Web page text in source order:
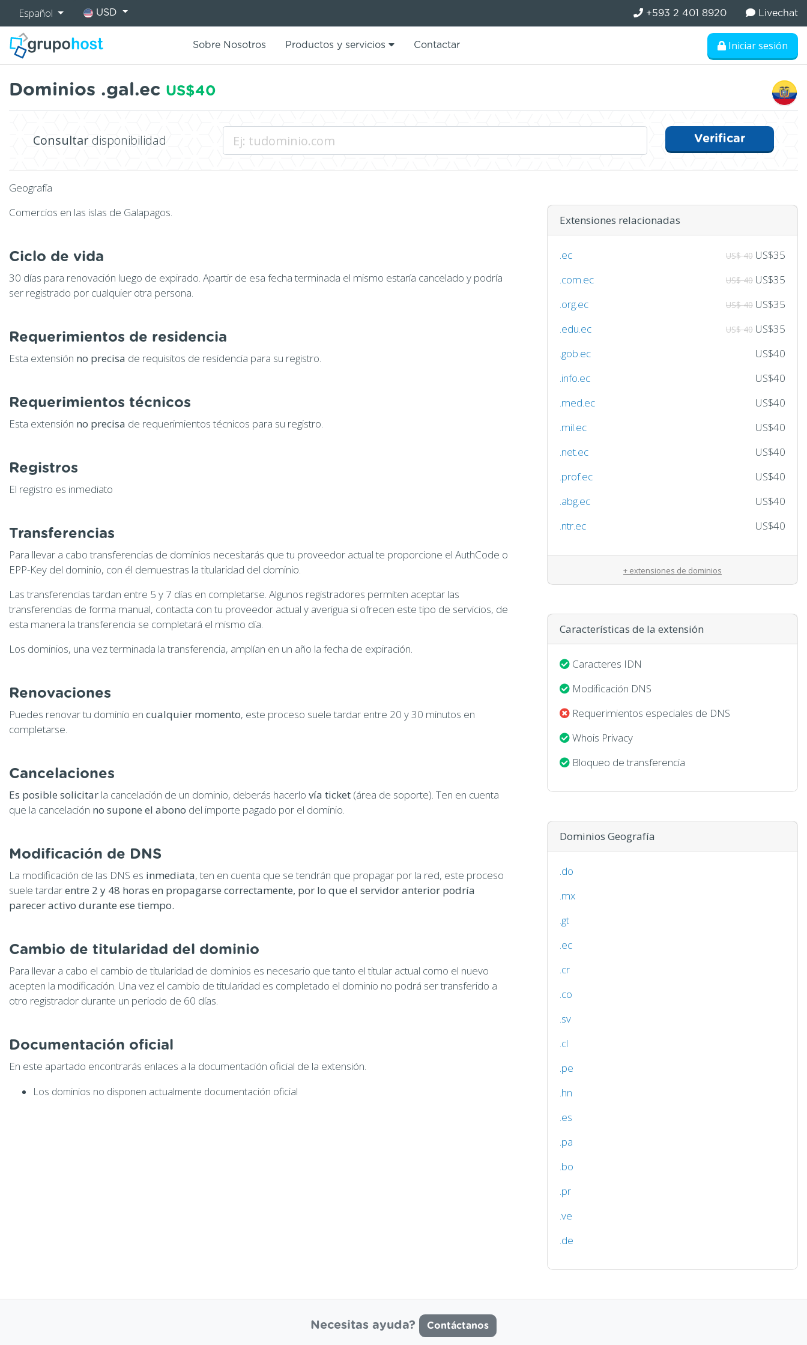
Español USD +593 2 401 8920 Livechat
Sobre Nosotros Productos y servicios Contactar Iniciar sesión
Dominios .gal.ec US$40
Consultar disponibilidad Verificar
Geografía
Comercios en las islas de Galapagos.
Ciclo de vida
30 días para renovación luego de expirado. Apartir de esa fecha terminada el mismo estaría cancelado y podría
ser registrado por cualquier otra persona.
Requerimientos de residencia
Esta extensión no precisa de requisitos de residencia para su registro.
Requerimientos técnicos
Esta extensión no precisa de requerimientos técnicos para su registro.
Registros
El registro es inmediato
Transferencias
Para llevar a cabo transferencias de dominios necesitarás que tu proveedor actual te proporcione el AuthCode o
EPP-Key del dominio, con él demuestras la titularidad del dominio.
Las transferencias tardan entre 5 y 7 días en completarse. Algunos registradores permiten aceptar las
transferencias de forma manual, contacta con tu proveedor actual y averigua si ofrecen este tipo de servicios, de
esta manera la transferencia se completará el mismo día.
Los dominios, una vez terminada la transferencia, amplían en un año la fecha de expiración.
Renovaciones
Puedes renovar tu dominio en cualquier momento, este proceso suele tardar entre 20 y 30 minutos en
completarse.
Cancelaciones
Es posible solicitar la cancelación de un dominio, deberás hacerlo vía ticket (área de soporte). Ten en cuenta
que la cancelación no supone el abono del importe pagado por el dominio.
Modificación de DNS
La modificación de las DNS es inmediata, ten en cuenta que se tendrán que propagar por la red, este proceso
suele tardarentre 2 y 48 horas en propagarse correctamente, por lo que el servidor anterior podría
parecer activo durante ese tiempo.
Cambio de titularidad del dominio
Para llevar a cabo el cambio de titularidad de dominios es necesario que tanto el titular actual como el nuevo
acepten la modificación. Una vez el cambio de titularidad es completado el dominio no podrá ser transferido a
otro registrador durante un periodo de 60 días.
Documentación oficial
En este apartado encontrarás enlaces a la documentación oficial de la extensión.
Los dominios no disponen actualmente documentación oficial
Extensiones relacionadas
.ec US$ 40 US$35
.com.ec
US$ 40 US$35
.org.ec
US$ 40 US$35
.edu.ec
US$ 40 US$35
.gob.ec
US$40
.info.ec
US$40
.med.ec
US$40
.mil.ec
US$40
.net.ec
US$40
.prof.ec
US$40
.abg.ec
US$40
.ntr.ec
US$40
+ extensiones de dominios
Características de la extensión
Caracteres IDN
Modificación DNS
Requerimientos especiales de DNS
Whois Privacy
Bloqueo de transferencia
Dominios Geografía
.do
.mx
.gt
.ec
.cr
.co
.sv
.cl
.pe
.hn
.es
.pa
.bo
.pr
.ve
.de
Necesitas ayuda? Contáctanos